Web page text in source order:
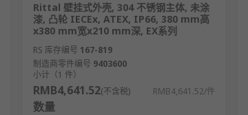
Rittal 壁挂式外壳, 304 不锈钢主体, 未涂
漆, 凸轮 IECEx, ATEX, IP66, 380 mm高
x380 mm宽x210 mm深, EX系列
RS 库存编号 167-819
制造商零件编号 9403600
小计（1 件）
RMB4,641.52(不含税) RMB4,641.52/件
数量